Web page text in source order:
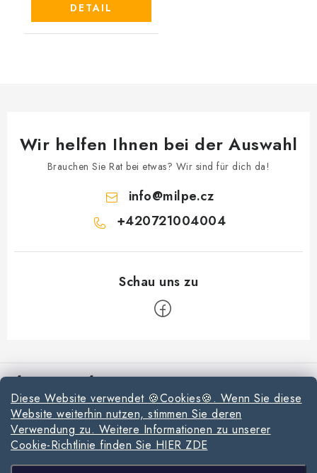
Diese Website verwendet 🍪Cookies🍪. Wenn Sie diese
Website weiterhin nutzen, stimmen Sie deren
Verwendung zu. Weitere Informationen zu unserer
Cookie-Richtlinie finden Sie HIER ZDE
DETAIL
Wir helfen Ihnen bei der Auswahl
Brauchen Sie Rat bei etwas? Wir sind für dich da!
info@milpe.cz
+420721004004
u
ß Informationen für Sie
Reklamationen und Rücksendungen
Richtlinien zur Verwendung von Cookies
Datenschutzerklärung